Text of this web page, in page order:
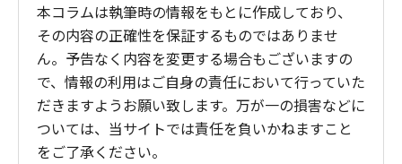
本コラムは執筆時の情報をもとに作成しており、
その内容の正確性を保証するものではありませ
ん。予告なく内容を変更する場合もございますの
で、情報の利用はご自身の責任において行っていた
だきますようお願い致します。万が一の損害などに
ついては、当サイトでは責任を負いかねますこと
をご了承ください。